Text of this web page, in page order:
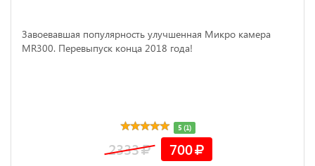
Завоевавшая популярность улучшенная Микро камера
MR300. Перевыпуск конца 2018 года!
5 (1)
2333 700